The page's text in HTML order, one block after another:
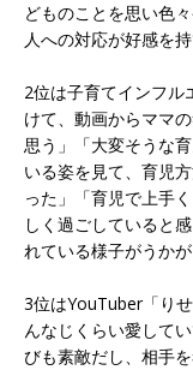
どものことを思い色
人への対応が好感を
2位は子育てインフル
けて、動画からママ
思う」「大変そうな
いる姿を見て、育児
った」「育児で上手
しく過ごしていると
れている様子がうかが
3位はYouTuber「り
んなじくらい愛して
びも素敵だし、相手